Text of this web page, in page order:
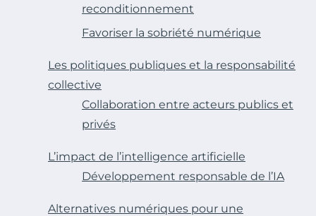
reconditionnement
Favoriser la sobriété numérique
Les politiques publiques et la responsabilité
collective
Collaboration entre acteurs publics et
privés
L’impact de l’intelligence artificielle
Développement responsable de l’IA
Alternatives numériques pour une